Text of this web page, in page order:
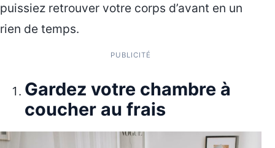
puissiez retrouver votre corps d’avant en un
rien de temps.
PUBLICITÉ
Gardez votre chambre à
coucher au frais